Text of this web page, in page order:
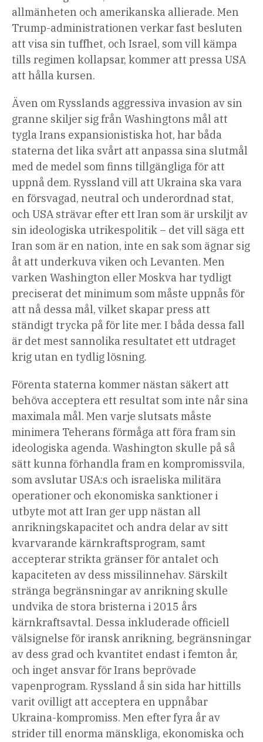
allmänheten och amerikanska allierade. Men
Trump-administrationen verkar fast besluten
att visa sin tuffhet, och Israel, som vill kämpa
tills regimen kollapsar, kommer att pressa USA
att hålla kursen.
Även om Rysslands aggressiva invasion av sin
granne skiljer sig från Washingtons mål att
tygla Irans expansionistiska hot, har båda
staterna det lika svårt att anpassa sina slutmål
med de medel som finns tillgängliga för att
uppnå dem. Ryssland vill att Ukraina ska vara
en försvagad, neutral och underordnad stat,
och USA strävar efter ett Iran som är urskiljt av
sin ideologiska utrikespolitik – det vill säga ett
Iran som är en nation, inte en sak som ägnar sig
åt att underkuva viken och Levanten. Men
varken Washington eller Moskva har tydligt
preciserat det minimum som måste uppnås för
att nå dessa mål, vilket skapar press att
ständigt trycka på för lite mer. I båda dessa fall
är det mest sannolika resultatet ett utdraget
krig utan en tydlig lösning.
Förenta staterna kommer nästan säkert att
behöva acceptera ett resultat som inte når sina
maximala mål. Men varje slutsats måste
minimera Teherans förmåga att föra fram sin
ideologiska agenda. Washington skulle på så
sätt kunna förhandla fram en kompromissvila,
som avslutar USA:s och israeliska militära
operationer och ekonomiska sanktioner i
utbyte mot att Iran ger upp nästan all
anrikningskapacitet och andra delar av sitt
kvarvarande kärnkraftsprogram, samt
accepterar strikta gränser för antalet och
kapaciteten av dess missilinnehav. Särskilt
stränga begränsningar av anrikning skulle
undvika de stora bristerna i 2015 års
kärnkraftsavtal. Dessa inkluderade officiell
välsignelse för iransk anrikning, begränsningar
av dess grad och kvantitet endast i femton år,
och inget ansvar för Irans beprövade
vapenprogram. Ryssland å sin sida har hittills
varit ovilligt att acceptera en uppnåbar
Ukraina-kompromiss. Men efter fyra år av
strider till enorma mänskliga, ekonomiska och